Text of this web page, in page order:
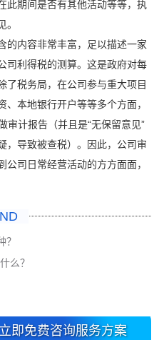
此期间是否有其他活动等等，执
。
的内容非常丰富，足以描述一家
司利得税的测算。这是政府对每
了税务局，在公司参与重大项目
本地银行开户等等多个方面，
审计报告（并且是“无保留意见”
，导致被查税）。因此，公司审
司日常经营活动的方方面面，
？
么？
立即免费咨询服务方案